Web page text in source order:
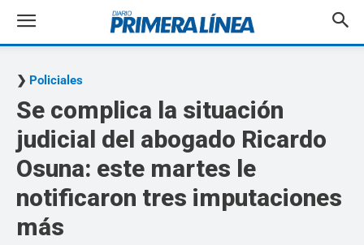
Policiales
Se complica la situación
judicial del abogado Ricardo
Osuna: este martes le
notificaron tres imputaciones
más